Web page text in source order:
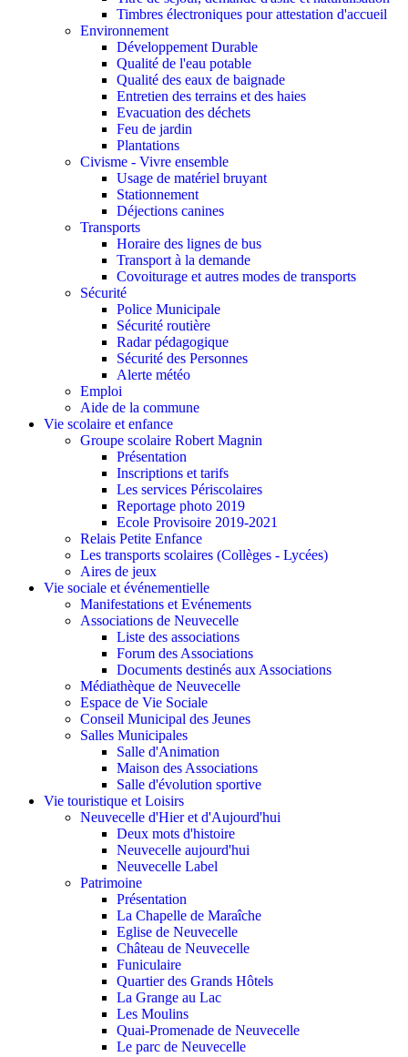
Timbres électroniques pour attestation d'accueil
Environnement
Développement Durable
Qualité de l'eau potable
Qualité des eaux de baignade
Entretien des terrains et des haies
Evacuation des déchets
Feu de jardin
Plantations
Civisme - Vivre ensemble
Usage de matériel bruyant
Stationnement
Déjections canines
Transports
Horaire des lignes de bus
Transport à la demande
Covoiturage et autres modes de transports
Sécurité
Police Municipale
Sécurité routière
Radar pédagogique
Sécurité des Personnes
Alerte météo
Emploi
Aide de la commune
Vie scolaire et enfance
Groupe scolaire Robert Magnin
Présentation
Inscriptions et tarifs
Les services Périscolaires
Reportage photo 2019
Ecole Provisoire 2019-2021
Relais Petite Enfance
Les transports scolaires (Collèges - Lycées)
Aires de jeux
Vie sociale et événementielle
Manifestations et Evénements
Associations de Neuvecelle
Liste des associations
Forum des Associations
Documents destinés aux Associations
Médiathèque de Neuvecelle
Espace de Vie Sociale
Conseil Municipal des Jeunes
Salles Municipales
Salle d'Animation
Maison des Associations
Salle d'évolution sportive
Vie touristique et Loisirs
Neuvecelle d'Hier et d'Aujourd'hui
Deux mots d'histoire
Neuvecelle aujourd'hui
Neuvecelle Label
Patrimoine
Présentation
La Chapelle de Maraîche
Eglise de Neuvecelle
Château de Neuvecelle
Funiculaire
Quartier des Grands Hôtels
La Grange au Lac
Les Moulins
Quai-Promenade de Neuvecelle
Le parc de Neuvecelle